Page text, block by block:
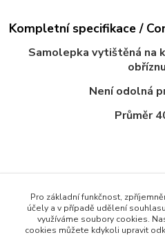
Kompletní specifikace /
Samolepka vytištěná na
Není odolná
Průměr
Zboží zařazeno v
categories
Průměr 40 mm
Pro základní funkčnost,
účely a v případě udělení
využíváme soubory cookies.
cookies můžete kdykoli upravit